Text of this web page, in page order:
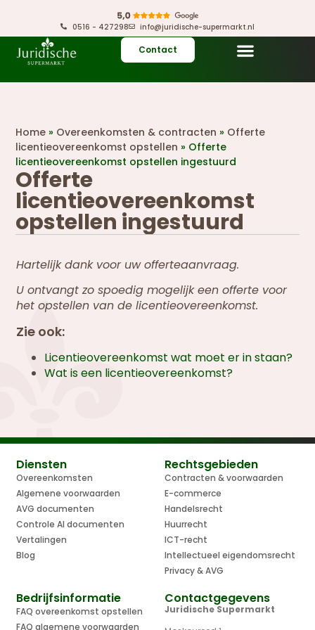
0516 - 427298 info@juridische-supermarkt.nl
Contact
Home » Overeenkomsten & contracten » Offerte
licentieovereenkomst opstellen » Offerte
licentieovereenkomst opstellen ingestuurd
Offerte
licentieovereenkomst
opstellen ingestuurd
Hartelijk dank voor uw offerteaanvraag.
U ontvangt zo spoedig mogelijk een offerte voor
het opstellen van de licentieovereenkomst.
Zie ook:
Licentieovereenkomst wat moet er in staan?
Wat is een licentieovereenkomst?
Diensten
Overeenkomsten
Algemene voorwaarden
AVG documenten
Controle AI documenten
Vertalingen
Blog
Rechtsgebieden
Contracten & voorwaarden
E-commerce
Handelsrecht
Huurrecht
ICT-recht
Intellectueel eigendomsrecht
Privacy & AVG
Bedrijfsinformatie
FAQ overeenkomst opstellen
FAQ algemene voorwaarden
Contactgegevens
Juridische Supermarkt